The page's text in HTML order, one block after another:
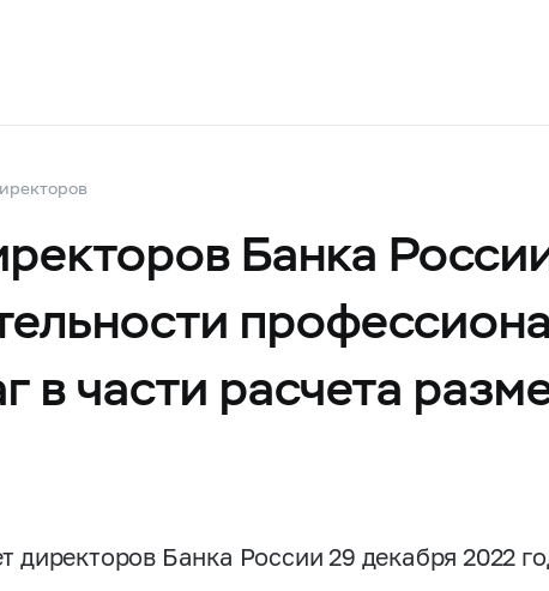
Банка
в части расчета
директоров Банка России 29 декабря 2022